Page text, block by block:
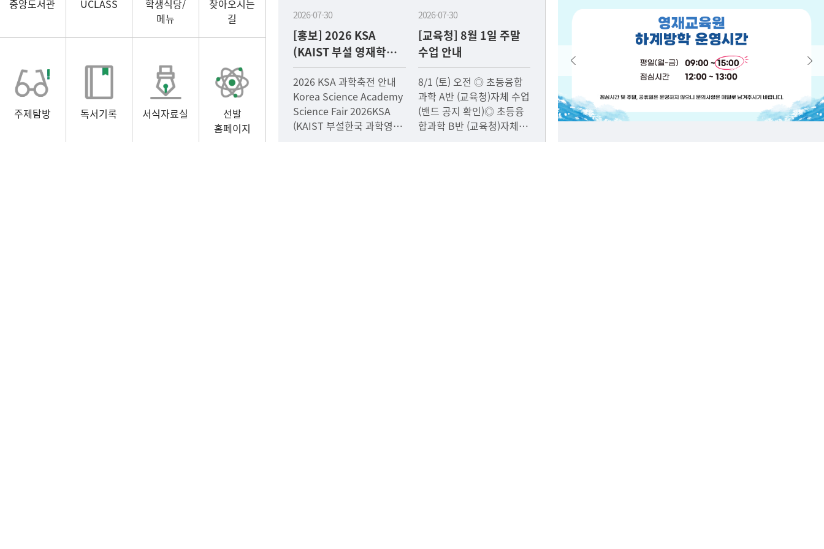
중앙도서관 UCLASS
학생식당/
메뉴
찾아오시는
길
주제탐방 독서기록 서식자료실
선발
홈페이지
2026-07-30
[홍보] 2026 KSA
(KAIST 부설 영재학교)
과학축전 안내
2026 KSA 과학축전 안내
Korea Science Academy
Science Fair 2026KSA
(KAIST 부설한국 과학영재
2026-07-30
[교육청] 8월 1일 주말
수업 안내
8/1 (토) 오전 ◎ 초등융합
과학 A반 (교육청)자체 수업
(밴드 공지 확인)◎ 초등융
합과학 B반 (교육청)자체 수